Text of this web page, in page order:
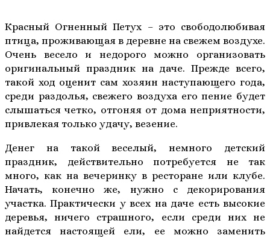
Красный Огненный Петух – это свободолюбивая
птица, проживающая в деревне на свежем воздухе.
Очень весело и недорого можно организовать
оригинальный праздник на даче. Прежде всего,
такой ход оценит сам хозяин наступающего года,
среди раздолья, свежего воздуха его пение будет
слышаться четко, отгоняя от дома неприятности,
привлекая только удачу, везение.
Денег на такой веселый, немного детский
праздник, действительно потребуется не так
много, как на вечеринку в ресторане или клубе.
Начать, конечно же, нужно с декорирования
участка. Практически у всех на даче есть высокие
деревья, ничего страшного, если среди них не
найдется настоящей ели, ее можно заменить